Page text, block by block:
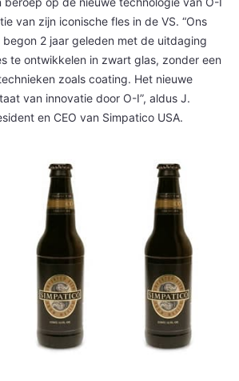
van zijn iconische fles in de VS. “Ons
2 jaar geleden met de uitdaging
te ontwikkelen in zwart glas, zonder een
zoals coating. Het nieuwe
van innovatie door O-I”, aldus J.
en CEO van Simpatico USA.